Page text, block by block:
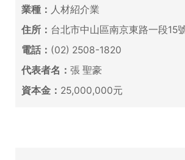
業種： 人材紹介業
住所： 台北市中山區南京東路一段15
電話： (02) 2508-1820
代表者名： 張 聖豪
資本金： 25,000,000元